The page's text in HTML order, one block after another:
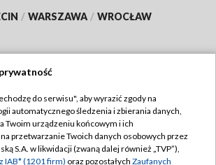
/ WARSZAWA / WROCŁAW
TVP
Regulamin TVP
do serwisu", aby wyrazić zgody na
automatycznego śledzenia i zbierania danych,
Twoim urządzeniu końcowym i ich
przetwarzanie Twoich danych osobowych przez
S.A. w likwidacji (zwaną dalej również „TVP”),
IAB* (1201 firm) oraz pozostałych Zaufanych